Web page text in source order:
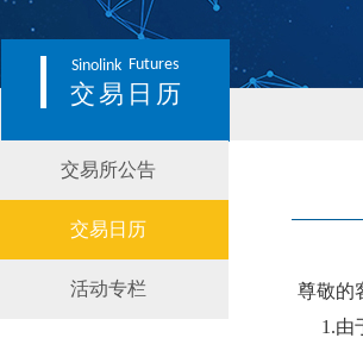
Sinolink Futures
交易日历
交易所公告
交易日历
活动专栏
尊敬的
1.由